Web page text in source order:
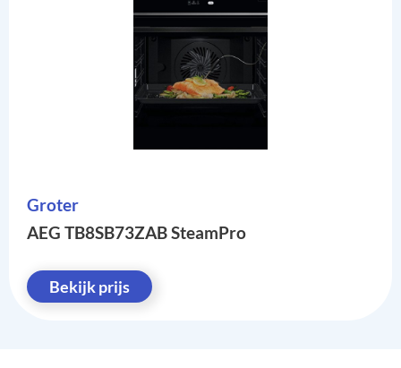
Groter
AEG TB8SB73ZAB SteamPro
Bekijk prijs